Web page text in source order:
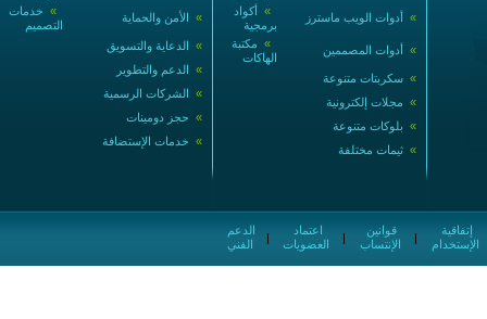
» خدمات
التصميم
» الأمن والحماية
» الدعاية والتسويق
» الدعم والتطوير
» الشركات الرسمية
» حجز دومينات
» خدمات الإستضافة
» أكواد
برمجية
» أدوات الويب ماسترز
» مكتبة
الهاكات
» أدوات المصممين
» سكربتات متنوعة
» مجلات إلكترونية
» بلوكات متنوعة
» ثيمات مختلفة
الفني
|
العضويات
|
الإنتساب
|
الإستخدام